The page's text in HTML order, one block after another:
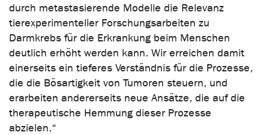
durch metastasierende Modelle die Relevanz
tierexperimenteller Forschungsarbeiten zu
Darmkrebs für die Erkrankung beim Menschen
deutlich erhöht werden kann. Wir erreichen damit
einerseits ein tieferes Verständnis für die Prozesse,
die die Bösartigkeit von Tumoren steuern, und
erarbeiten andererseits neue Ansätze, die auf die
therapeutische Hemmung dieser Prozesse
abzielen.“